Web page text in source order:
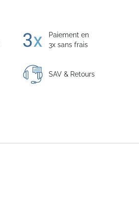
Paiement en
3x sans frais
SAV & Retours